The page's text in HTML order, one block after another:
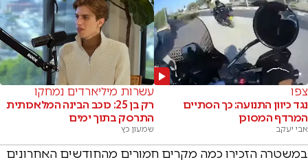
צפו
נגד כיוון התנועה: כך הסתיים
המרדף המסוכן
אבי יעקב
עשרות מיליארדים נמחקו
רק בן 25: כוכב הבינה המלאכותית
התרסק בתוך ימים
שמעון כץ
במשטרה הזכירו כמה מקרים חמורים מהחודשים האחרונים